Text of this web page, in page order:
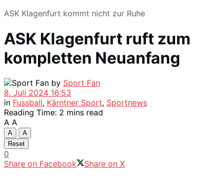
ASK Klagenfurt kommt nicht zur Ruhe
ASK Klagenfurt ruft zum
kompletten Neuanfang
by Sport Fan
8. Juli 2024 16:53
in Fussball, Kärntner Sport, Sportnews
Reading Time: 2 mins read
A A
A
A
Reset
0
Share on Facebook
Share on X